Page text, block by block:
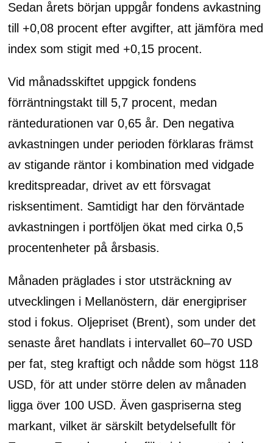
Sedan årets början uppgår fondens avkastning
till +0,08 procent efter avgifter, att jämföra med
index som stigit med +0,15 procent.
Vid månadsskiftet uppgick fondens
förräntningstakt till 5,7 procent, medan
räntedurationen var 0,65 år. Den negativa
avkastningen under perioden förklaras främst
av stigande räntor i kombination med vidgade
kreditspreadar, drivet av ett försvagat
risksentiment. Samtidigt har den förväntade
avkastningen i portföljen ökat med cirka 0,5
procentenheter på årsbasis.
Månaden präglades i stor utsträckning av
utvecklingen i Mellanöstern, där energipriser
stod i fokus. Oljepriset (Brent), som under det
senaste året handlats i intervallet 60–70 USD
per fat, steg kraftigt och nådde som högst 118
USD, för att under större delen av månaden
ligga över 100 USD. Även gaspriserna steg
markant, vilket är särskilt betydelsefullt för